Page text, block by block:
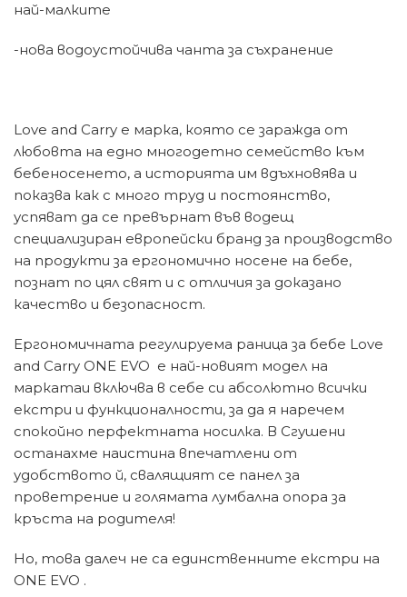
най-малките
-нова водоустойчива чанта за съхранение
Love and Carry е марка, която се заражда от
любовта на едно многодетно семейство към
бебеносенето, а историята им вдъхновява и
показва как с много труд и постоянство,
успяват да се превърнат във водещ
специализиран европейски бранд за производство
на продукти за ергономично носене на бебе,
познат по цял свят и с отличия за доказано
качество и безопасност.
Ергономичната регулируема раница за бебе Love
and Carry ONE EVO е най-новият модел на
маркатаи включва в себе си абсолютно всички
екстри и функционалности, за да я наречем
спокойно перфектната носилка. В Сгушени
останахме наистина впечатлени от
удобството й, свалящият се панел за
проветрение и голямата лумбална опора за
кръста на родителя!
Но, това далеч не са единственните екстри на
ONE EVO .